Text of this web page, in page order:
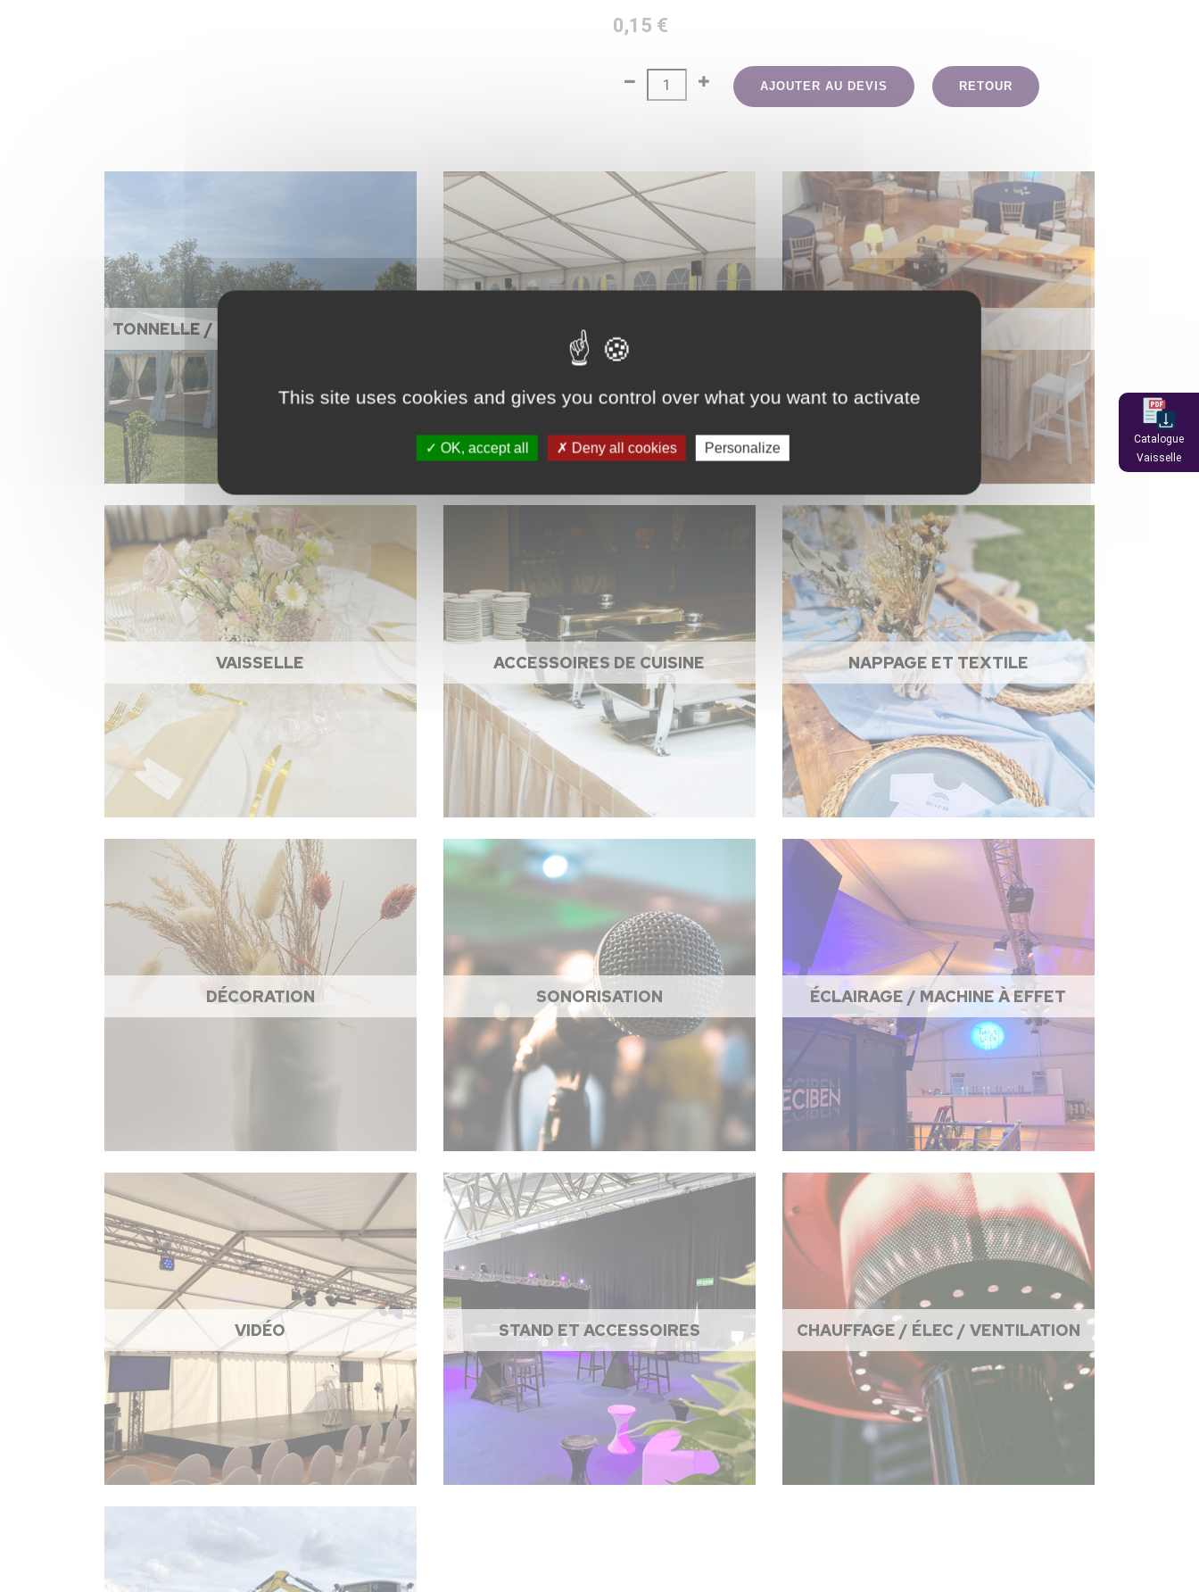
0,15 €
AJOUTER AU DEVIS RETOUR
TONNELLE / CHAPITEAU / PARASOL SOL ÉVÉNEMENTIEL / PLANCHER
VAISSELLE ACCESSOIRES DE CUISINE NAPPAGE ET TEXTILE
DÉCORATION SONORISATION ÉCLAIRAGE / MACHINE À EFFET
VIDÉO STAND ET ACCESSOIRES CHAUFFAGE / ÉLEC / VENTILATION
Catalogue
Vaisselle
This site uses cookies and gives you control over what you want to activate
OK, accept all Deny all cookies Personalize